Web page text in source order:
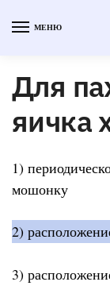
МЕНЮ
Для
яичка
1)
мошонку
2)
3)